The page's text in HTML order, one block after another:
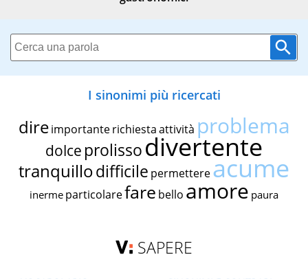
I sinonimi più ricercati
dire importante richiestaattività problema
dolce prolissodivertente
tranquillodifficile permettereacume
inerme particolarefare bello amore paura
SAPERE